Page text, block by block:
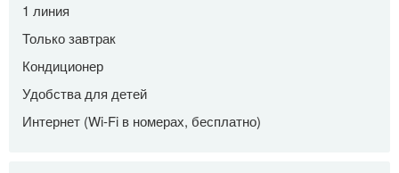
1 линия
Только завтрак
Кондиционер
Удобства для детей
Интернет (Wi-Fi в номерах, бесплатно)